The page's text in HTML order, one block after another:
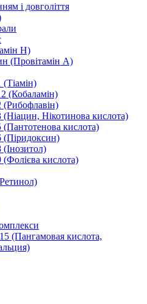
і довголіття
H)
(Провітамін А)
(Тіамін)
(Кобаламін)
(Рибофлавін)
(Ніацин, Нікотинова кислота)
(Пантотенова кислота)
(Піридоксин)
(Інозитол)
(Фолієва кислота)
(Пангамовая кислота,